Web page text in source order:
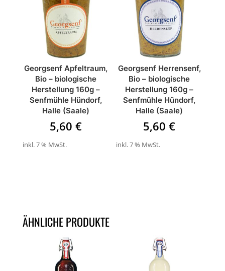
Georgsenf Apfeltraum,
Bio – biologische
Herstellung 160g –
Senfmühle Hündorf,
Halle (Saale)
5,60 €
inkl. 7 % MwSt.
Georgsenf Herrensenf,
Bio – biologische
Herstellung 160g –
Senfmühle Hündorf,
Halle (Saale)
5,60€
inkl. 7 % MwSt.
ÄHNLICHE PRODUKTE